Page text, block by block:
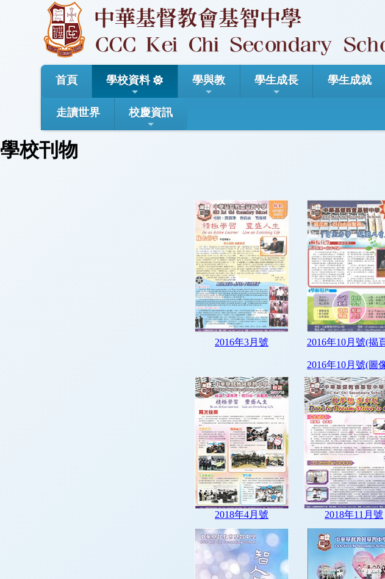
首頁 學校資料 學與教 學生成長 學生成就
走讀世界 校慶資訊
學校刊物